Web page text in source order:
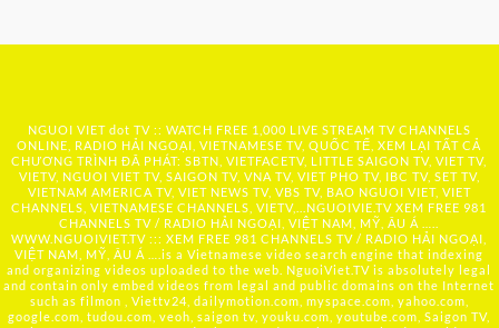
NGUOI VIET dot TV :: WATCH FREE 1,000 LIVE STREAM TV CHANNELS
ONLINE, RADIO HẢI NGOẠI, VIETNAMESE TV, QUỐC TẾ, XEM LẠI TẤT CẢ
CHƯƠNG TRÌNH ĐÃ PHÁT: SBTN, VIETFACETV, LITTLE SAIGON TV, VIET TV,
VIETV, NGUOI VIET TV, SAIGON TV, VNA TV, VIET PHO TV, IBC TV, SET TV,
VIETNAM AMERICA TV, VIET NEWS TV, VBS TV, BAO NGUOI VIET, VIET
CHANNELS, VIETNAMESE CHANNELS, VIETV,... NGUOIVIE.TV XEM FREE 981
CHANNELS TV / RADIO HẢI NGOẠI, VIỆT NAM, MỸ, ÂU Á …..
WWW.NGUOIVIET.TV ::: XEM FREE 981 CHANNELS TV / RADIO HẢI NGOẠI,
VIỆT NAM, MỸ, ÂU Á ….is a Vietnamese video search engine that indexing
and organizing videos uploaded to the web. NguoiViet.TV is absolutely legal
and contain only embed videos from legal and public domains on the Internet
such as filmon , Viettv24, dailymotion.com, myspace.com, yahoo.com,
google.com, tudou.com, veoh, saigon tv, youku.com, youtube.com, Saigon TV,